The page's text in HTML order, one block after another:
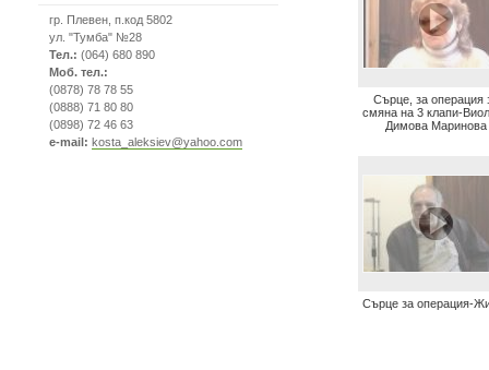
гр. Плевен, п.код 5802
ул. "Тумба" №28
Тел.: (064) 680 890
Моб. тел.:
(0878) 78 78 55
(0888) 71 80 80
(0898) 72 46 63
e-mail: kosta_aleksiev@yahoo.com
Сърце, за операция
смяна на 3 клапи-
Димова Маринова
Сърце за операция-